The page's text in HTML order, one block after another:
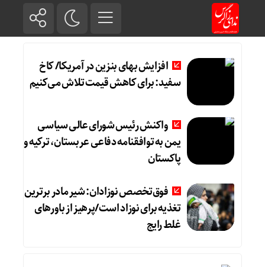
افزایش بهای بنزین در آمریکا/ کاخ
سفید: برای کاهش قیمت تلاش می‌کنیم
واکنش رئیس شورای عالی سیاسی
یمن به توافقنامه دفاعی عربستان، ترکیه و
پاکستان
فوق‌تخصص نوزادان: شیر مادر برترین
تغذیه برای نوزاد است/پرهیز از باورهای
غلط رایج